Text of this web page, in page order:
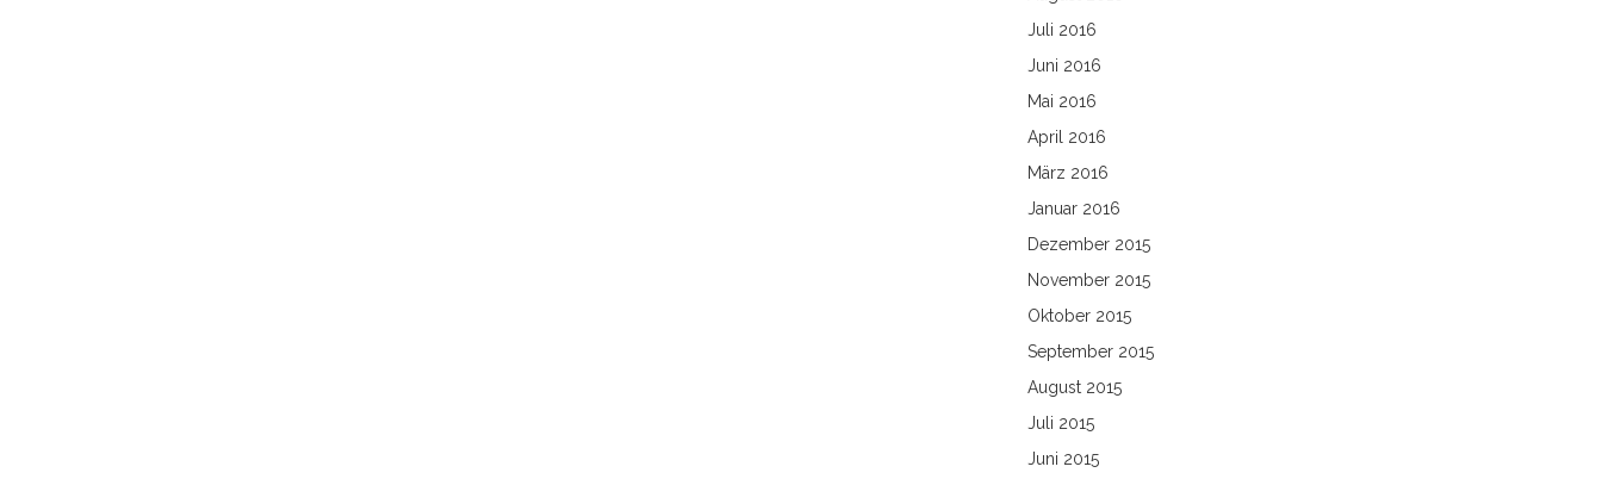
Juli 2016
Juni 2016
Mai 2016
April 2016
März 2016
Januar 2016
Dezember 2015
November 2015
Oktober 2015
September 2015
August 2015
Juli 2015
Juni 2015